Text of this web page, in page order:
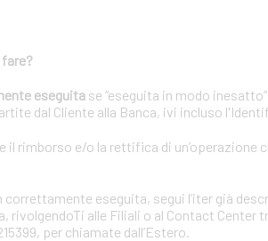
eseguita se “eseguita in modo
dal Cliente alla Banca, ivi incluso
rimborso e/o la rettifica di un’operazione
correttamente eseguita, segui l’iter già
alle Filiali o al Contact Center
per chiamate dall’Estero.